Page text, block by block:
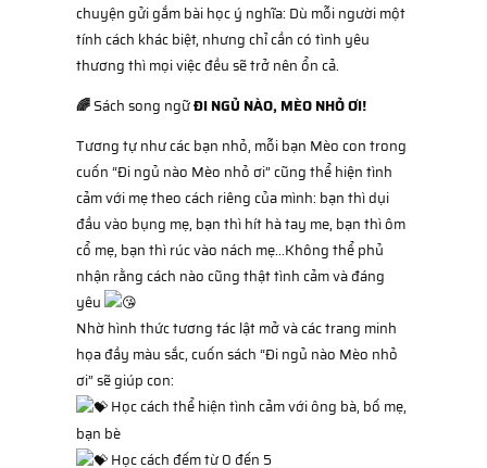
chuyện gửi gắm bài học ý nghĩa: Dù mỗi người một
tính cách khác biệt, nhưng chỉ cần có tình yêu
thương thì mọi việc đều sẽ trở nên ổn cả.
🌈Sách song ngữĐI NGỦ NÀO, MÈO NHỎ ƠI!
Tương tự như các bạn nhỏ, mỗi bạn Mèo con trong
cuốn “Đi ngủ nào Mèo nhỏ ơi” cũng thể hiện tình
cảm với mẹ theo cách riêng của mình: bạn thì dụi
đầu vào bụng mẹ, bạn thì hít hà tay me, bạn thì ôm
cổ mẹ, bạn thì rúc vào nách mẹ...Không thể phủ
nhận rằng cách nào cũng thật tình cảm và đáng
yêu
Nhờ hình thức tương tác lật mở và các trang minh
họa đầy màu sắc, cuốn sách “Đi ngủ nào Mèo nhỏ
ơi” sẽ giúp con:
Học cách thể hiện tình cảm với ông bà, bố mẹ,
bạn bè
Học cách đếm từ 0 đến 5